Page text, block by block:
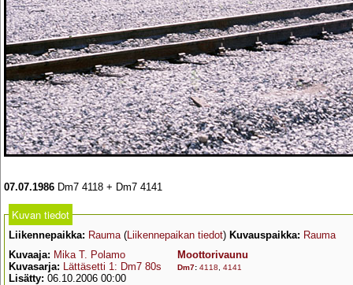
07.07.1986 Dm7 4118 + Dm7 4141
Kuvan tiedot
Liikennepaikka: Rauma(Liikennepaikan tiedot) Kuvauspaikka: Rauma
Kuvaaja: Mika T. Polamo
Kuvasarja: Lättäsetti 1: Dm7 80s
Lisätty: 06.10.2006 00:00
Moottorivaunu
Dm7: 4118 4141